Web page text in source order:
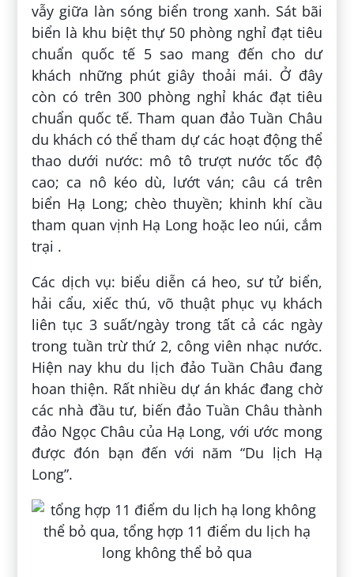
vẫy giữa làn sóng biển trong xanh. Sát bãi
biển là khu biệt thự 50 phòng nghỉ đạt tiêu
chuẩn quốc tế 5 sao mang đến cho dư
khách những phút giây thoải mái. Ở đây
còn có trên 300 phòng nghỉ khác đạt tiêu
chuẩn quốc tế. Tham quan đảo Tuần Châu
du khách có thể tham dự các hoạt động thể
thao dưới nước: mô tô trượt nước tốc độ
cao; ca nô kéo dù, lướt ván; câu cá trên
biển Hạ Long; chèo thuyền; khinh khí cầu
tham quan vịnh Hạ Long hoặc leo núi, cắm
trại .
Các dịch vụ: biểu diễn cá heo, sư tử biển,
hải cẩu, xiếc thú, võ thuật phục vụ khách
liên tục 3 suất/ngày trong tất cả các ngày
trong tuần trừ thứ 2, công viên nhạc nước.
Hiện nay khu du lịch đảo Tuần Châu đang
hoan thiện. Rất nhiều dự án khác đang chờ
các nhà đầu tư, biến đảo Tuần Châu thành
đảo Ngọc Châu của Hạ Long, với ước mong
được đón bạn đến với năm “Du lịch Hạ
Long”.